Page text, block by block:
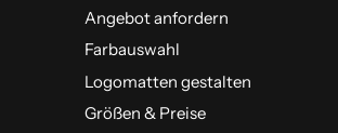
Angebot anfordern
Farbauswahl
Logomatten gestalten
Größen & Preise